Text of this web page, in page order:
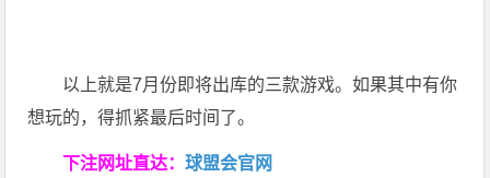
以上就是7月份即将出库的三款游戏。如果其中有你
想玩的，得抓紧最后时间了。
下注网址直达：球盟会官网